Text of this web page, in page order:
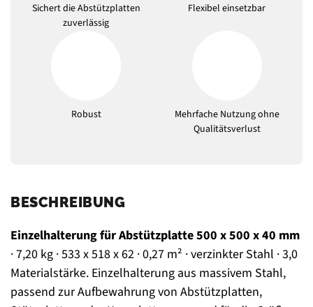
Sichert die Abstützplatten
zuverlässig
Flexibel einsetzbar
Robust
Mehrfache Nutzung ohne
Qualitätsverlust
BESCHREIBUNG
Einzelhalterung für Abstützplatte 500 x 500 x 40 mm
· 7,20 kg · 533 x 518 x 62 · 0,27 m² · verzinkter Stahl · 3,0
Materialstärke. Einzelhalterung aus massivem Stahl,
passend zur Aufbewahrung von Abstützplatten,